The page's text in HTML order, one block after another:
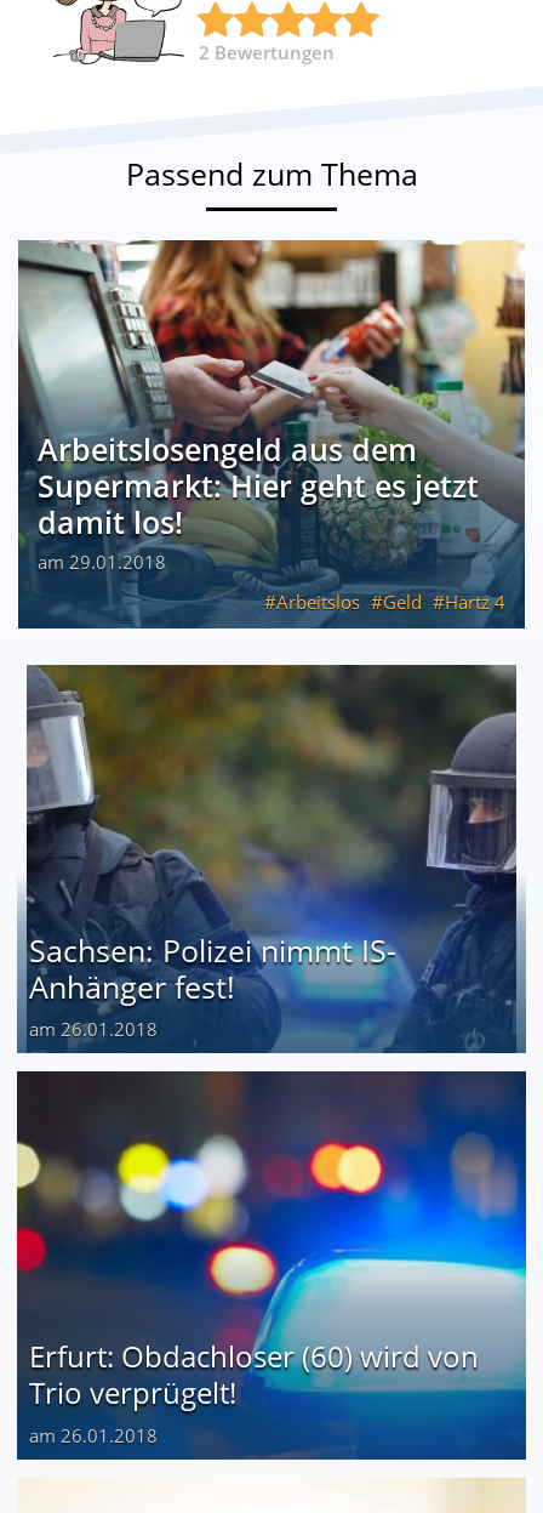
2 Bewertungen
Passend zum Thema
Arbeitslosengeld aus dem
Supermarkt: Hier geht es jetzt
damit los!
am 29.01.2018
Arbeitslos
Geld Hartz 4
Sachsen: Polizei nimmt IS-
Anhänger fest!
am 26.01.2018
Erfurt: Obdachloser (60) wird von
Trio verprügelt!
am 26.01.2018